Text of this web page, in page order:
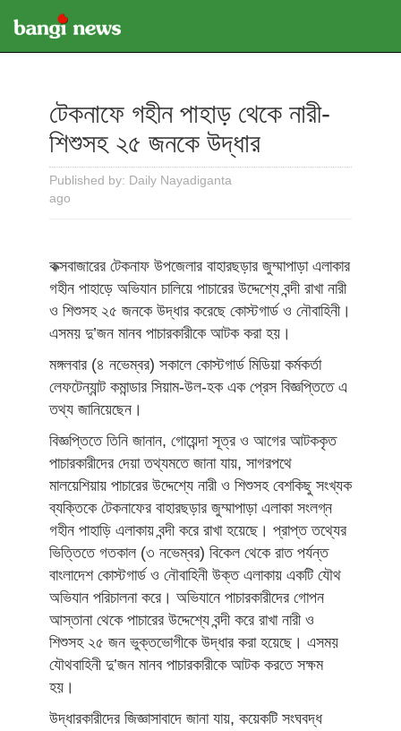
টেকনাফে গহীন পাহাড় থেকে নারী-
শিশুসহ ২৫ জনকে উদ্ধার
Published by: Daily Nayadiganta
ago
কক্সবাজারের টেকনাফ উপজেলার বাহারছড়ার জুম্মাপাড়া এলাকার
গহীন পাহাড়ে অভিযান চালিয়ে পাচারের উদ্দেশ্যে বন্দী রাখা নারী
ও শিশুসহ ২৫ জনকে উদ্ধার করেছে কোস্টগার্ড ও নৌবাহিনী।
এসময় দু’জন মানব পাচারকারীকে আটক করা হয়।
মঙ্গলবার (৪ নভেম্বর) সকালে কোস্টগার্ড মিডিয়া কর্মকর্তা
লেফটেন্যান্ট কমান্ডার সিয়াম-উল-হক এক প্রেস বিজ্ঞপ্তিতে এ
তথ্য জানিয়েছেন।
বিজ্ঞপ্তিতে তিনি জানান, গোয়েন্দা সূত্র ও আগের আটককৃত
পাচারকারীদের দেয়া তথ্যমতে জানা যায়, সাগরপথে
মালয়েশিয়ায় পাচারের উদ্দেশ্যে নারী ও শিশুসহ বেশকিছু সংখ্যক
ব্যক্তিকে টেকনাফের বাহারছড়ার জুম্মাপাড়া এলাকা সংলগ্ন
গহীন পাহাড়ি এলাকায় বন্দী করে রাখা হয়েছে। প্রাপ্ত তথ্যের
ভিত্তিতে গতকাল (৩ নভেম্বর) বিকেল থেকে রাত পর্যন্ত
বাংলাদেশ কোস্টগার্ড ও নৌবাহিনী উক্ত এলাকায় একটি যৌথ
অভিযান পরিচালনা করে। অভিযানে পাচারকারীদের গোপন
আস্তানা থেকে পাচারের উদ্দেশ্যে বন্দী করে রাখা নারী ও
শিশুসহ ২৫ জন ভুক্তভোগীকে উদ্ধার করা হয়েছে। এসময়
যৌথবাহিনী দু’জন মানব পাচারকারীকে আটক করতে সক্ষম
হয়।
উদ্ধারকারীদের জিজ্ঞাসাবাদে জানা যায়, কয়েকটি সংঘবদ্ধ